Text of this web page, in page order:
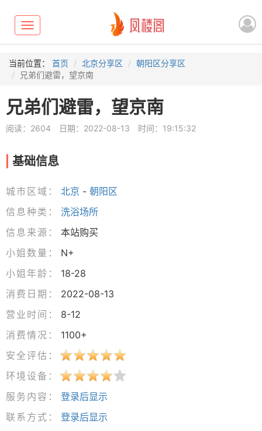
Toggle
navigation
当前位置： 首页 北京分享区
朝阳区分享区
兄弟们避雷，望京南
兄弟们避雷，望京南
阅读：2604 日期：2022-08-13 时间：19:15:32
基础信息
城市区域： 北京 - 朝阳区
信息种类：
洗浴场所
信息来源：
本站购买
小姐数量：
N+
小姐年龄：
18-28
消费日期：
2022-08-13
营业时间：
8-12
消费情况：
1100+
安全评估：
环境设备：
服务内容：
登录后显示
联系方式：
登录后显示